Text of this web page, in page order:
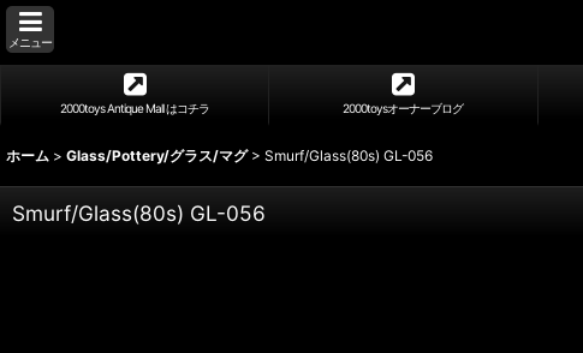
メニュー
2000toys Antique Mall はコチラ 2000toysオーナーブログ
ホーム > Glass/Pottery/グラス/マグ > Smurf/Glass(80s) GL-056
Smurf/Glass(80s) GL-056